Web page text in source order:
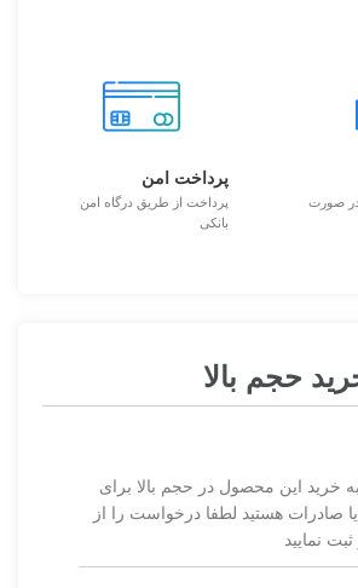
صورت
پرداخت امن
پرداخت از طریق درگاه امن
بانکی
حجم بالا
خرید این محصول در حجم بالا برای
صادرات هستید لطفا درخواست را از
نمایید